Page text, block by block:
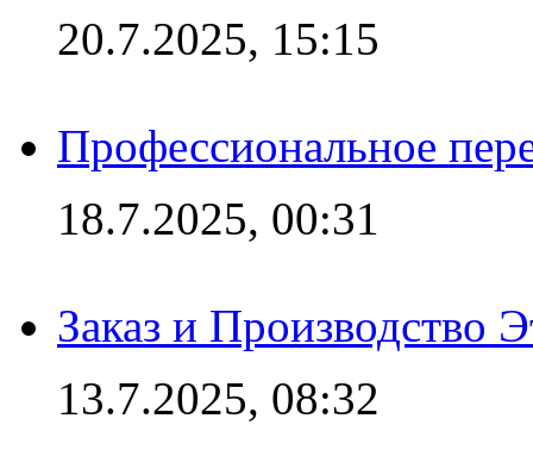
20.7.2025, 15:15
Профессиональное
18.7.2025, 00:31
Заказ и Производство
13.7.2025, 08:32